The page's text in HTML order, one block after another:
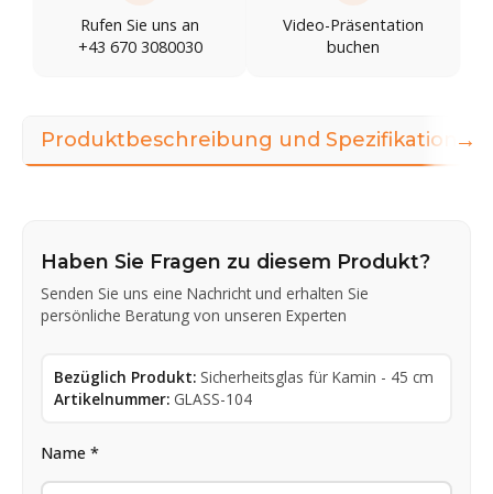
Rufen Sie uns an
+43 670 3080030
Video-Präsentation
buchen
Produktbeschreibung und Spezifikationen
Haben Sie Fragen zu diesem Produkt?
Senden Sie uns eine Nachricht und erhalten Sie
persönliche Beratung von unseren Experten
Bezüglich Produkt: Sicherheitsglas für Kamin - 45 cm
Artikelnummer: GLASS-104
Name *
→